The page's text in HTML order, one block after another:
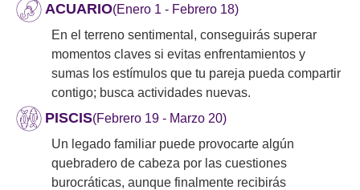
ACUARIO(Enero 1 - Febrero 18)
En el terreno sentimental, conseguirás superar
momentos claves si evitas enfrentamientos y
sumas los estímulos que tu pareja pueda compartir
contigo; busca actividades nuevas.
PISCIS(Febrero 19 - Marzo 20)
Un legado familiar puede provocarte algún
quebradero de cabeza por las cuestiones
burocráticas, aunque finalmente recibirás